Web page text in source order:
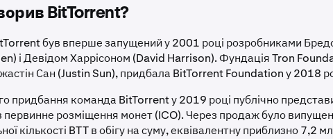
BitTorrent?
був вперше запущений у 2001 році розробниками
і Девідом Харрісоном (David Harrison). Фундація Tron
Сан (Justin Sun), придбала BitTorrent Foundation у 2018
придбання команда BitTorrent у 2019 році публічно
первинне розміщення монет (ICO). Через продаж було
кількості BTT в обігу на суму, еквівалентну приблизно 7,2